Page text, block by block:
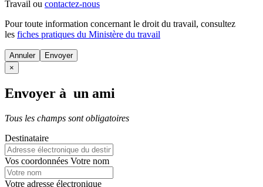
Travail ou contactez-nous
Pour toute information concernant le droit du travail, consultez
les fiches pratiques du Ministère du travail
Annuler
×
Envoyer à un ami
Tous les champs sont obligatoires
Destinataire
Vos coordonnées Votre nom
Votre adresse électronique